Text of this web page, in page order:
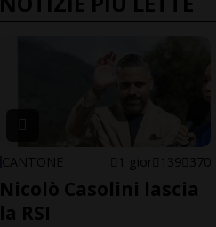
CANTONE 1 gior 139 370
Nicolò Casolini lascia
la RSI